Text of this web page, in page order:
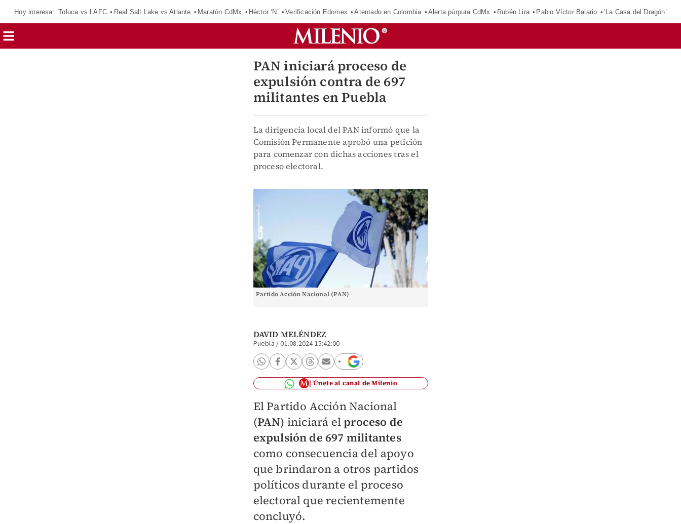
Hoy interesa: Toluca vs LAFC Real Salt Lake vs Atlante Maratón CdMx Héctor ‘N’ Verificación Edomex Atentado en Colombia Alerta púrpura CdMx Rubén Lira Pablo Víctor Balario ‘La Casa del Dragón’
PAN iniciará proceso de
expulsión contra de 697
militantes en Puebla
La dirigencia local del PAN informó que la
Comisión Permanente aprobó una petición
para comenzar con dichas acciones tras el
proceso electoral.
Partido Acción Nacional (PAN)
DAVID MELÉNDEZ
Puebla /01.08.2024 15:42:00
Únete al canal de Milenio
El Partido Acción Nacional
(PAN) iniciará elproceso de
expulsión de 697 militantes
como consecuencia del apoyo
que brindaron a otros partidos
políticos durante el proceso
electoral que recientemente
concluyó.